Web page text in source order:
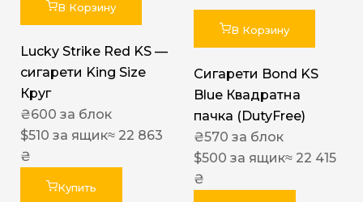
В Корзину
Lucky Strike Red KS —
сигарети King Size
Круг
₴600 за блок
$510 за ящик≈ 22 863
₴
Купить
В Корзину
Сигарети Bond KS
Blue Квадратна
пачка (DutyFree)
₴570 за блок
$500 за ящик≈ 22 415
₴